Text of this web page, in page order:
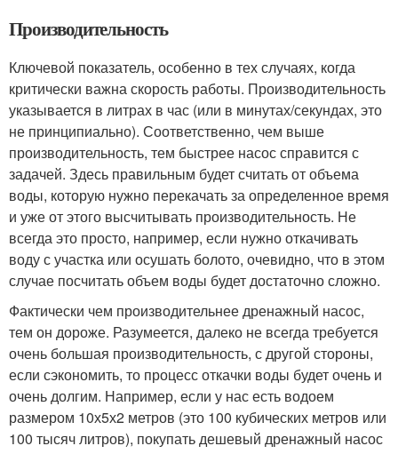
Производительность
Ключевой показатель, особенно в тех случаях, когда
критически важна скорость работы. Производительность
указывается в литрах в час (или в минутах/секундах, это
не принципиально). Соответственно, чем выше
производительность, тем быстрее насос справится с
задачей. Здесь правильным будет считать от объема
воды, которую нужно перекачать за определенное время
и уже от этого высчитывать производительность. Не
всегда это просто, например, если нужно откачивать
воду с участка или осушать болото, очевидно, что в этом
случае посчитать объем воды будет достаточно сложно.
Фактически чем производительнее дренажный насос,
тем он дороже. Разумеется, далеко не всегда требуется
очень большая производительность, с другой стороны,
если сэкономить, то процесс откачки воды будет очень и
очень долгим. Например, если у нас есть водоем
размером 10х5х2 метров (это 100 кубических метров или
100 тысяч литров), покупать дешевый дренажный насос